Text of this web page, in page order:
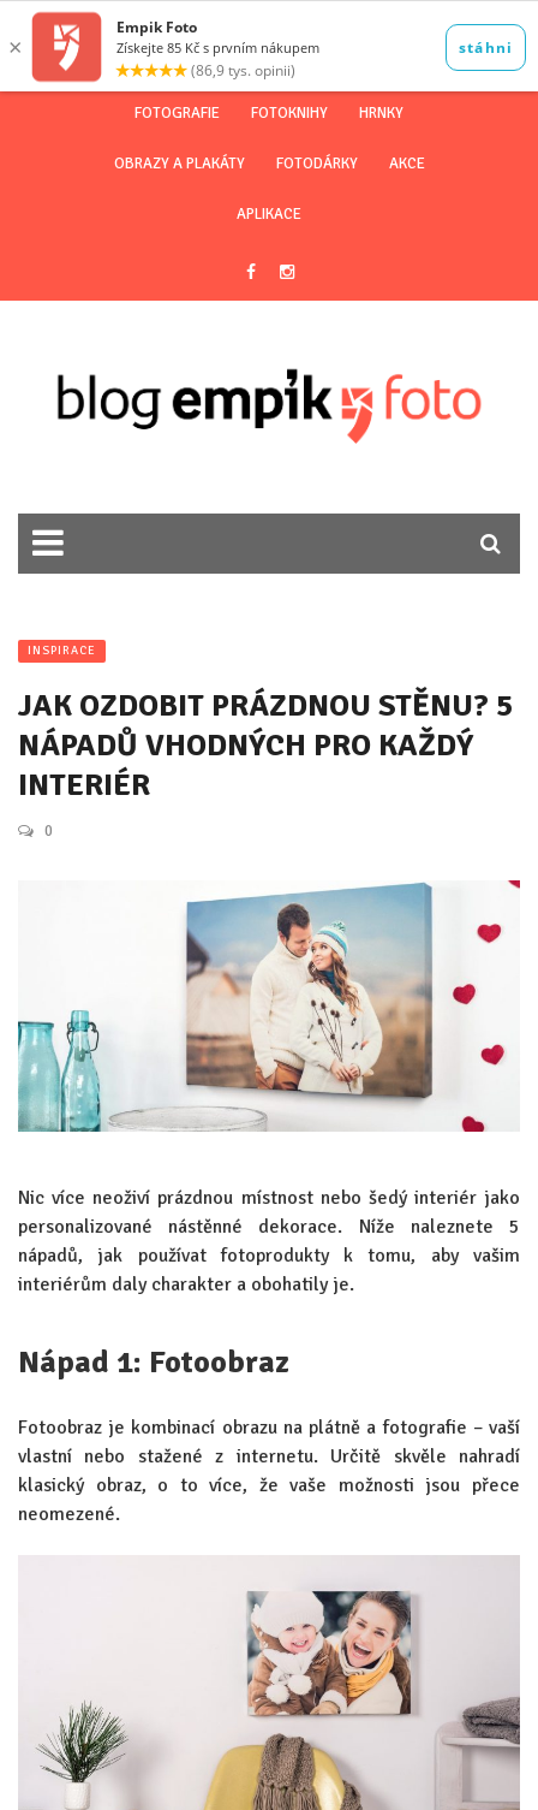
FOTOGRAFIE FOTOKNIHY HRNKY
OBRAZY A PLAKÁTY FOTODÁRKY AKCE
APLIKACE
INSPIRACE
JAK OZDOBIT PRÁZDNOU STĚNU? 5
NÁPADŮ VHODNÝCH PRO KAŽDÝ
INTERIÉR
0
Nic více neoživí prázdnou místnost nebo šedý interiér jako
personalizované nástěnné dekorace. Níže naleznete 5
nápadů, jak používat fotoprodukty k tomu, aby vašim
interiérům daly charakter a obohatily je.
Nápad 1: Fotoobraz
Fotoobraz je kombinací obrazu na plátně a fotografie – vaší
vlastní nebo stažené z internetu. Určitě skvěle nahradí
klasický obraz, o to více, že vaše možnosti jsou přece
neomezené.